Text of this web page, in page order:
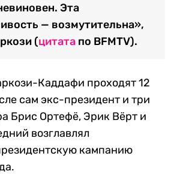
Эта
— возмутительна»,
(цитата по BFMTV).
Каддафи проходят 12
сам экс-президент и три
Брис Ортефё, Эрик Вёрт и
возглавлял
кампанию